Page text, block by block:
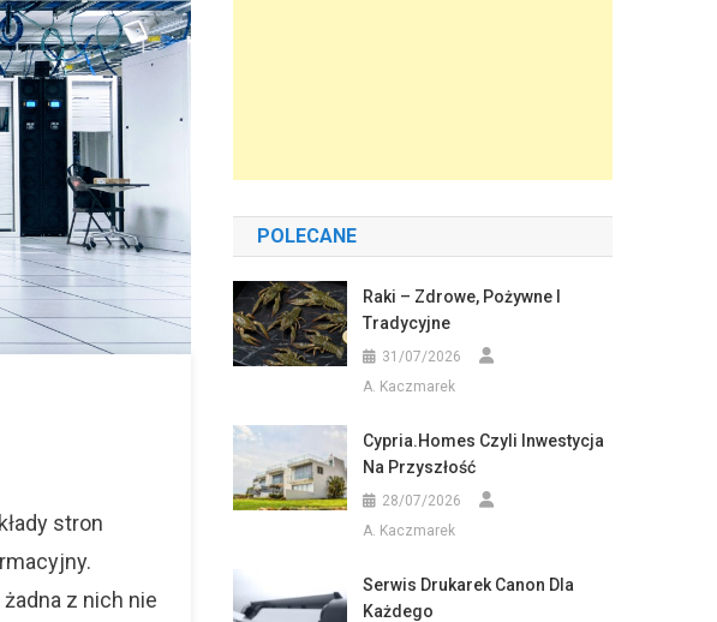
stron
z nich nie
POLECANE
Raki – Zdrowe, Pożywne I
Tradycyjne
31/07/2026
A. Kaczmarek
Cypria.homes Czyli Inwestycja
Na Przyszłość
28/07/2026
A. Kaczmarek
Serwis Drukarek Canon Dla
Każdego